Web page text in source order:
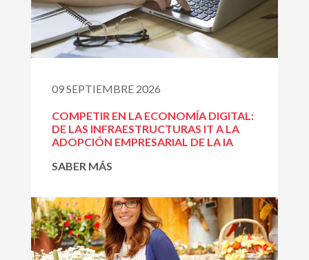
09 SEPTIEMBRE 2026
COMPETIR EN LA ECONOMÍA DIGITAL:
DE LAS INFRAESTRUCTURAS IT A LA
ADOPCIÓN EMPRESARIAL DE LA IA
SABER MÁS